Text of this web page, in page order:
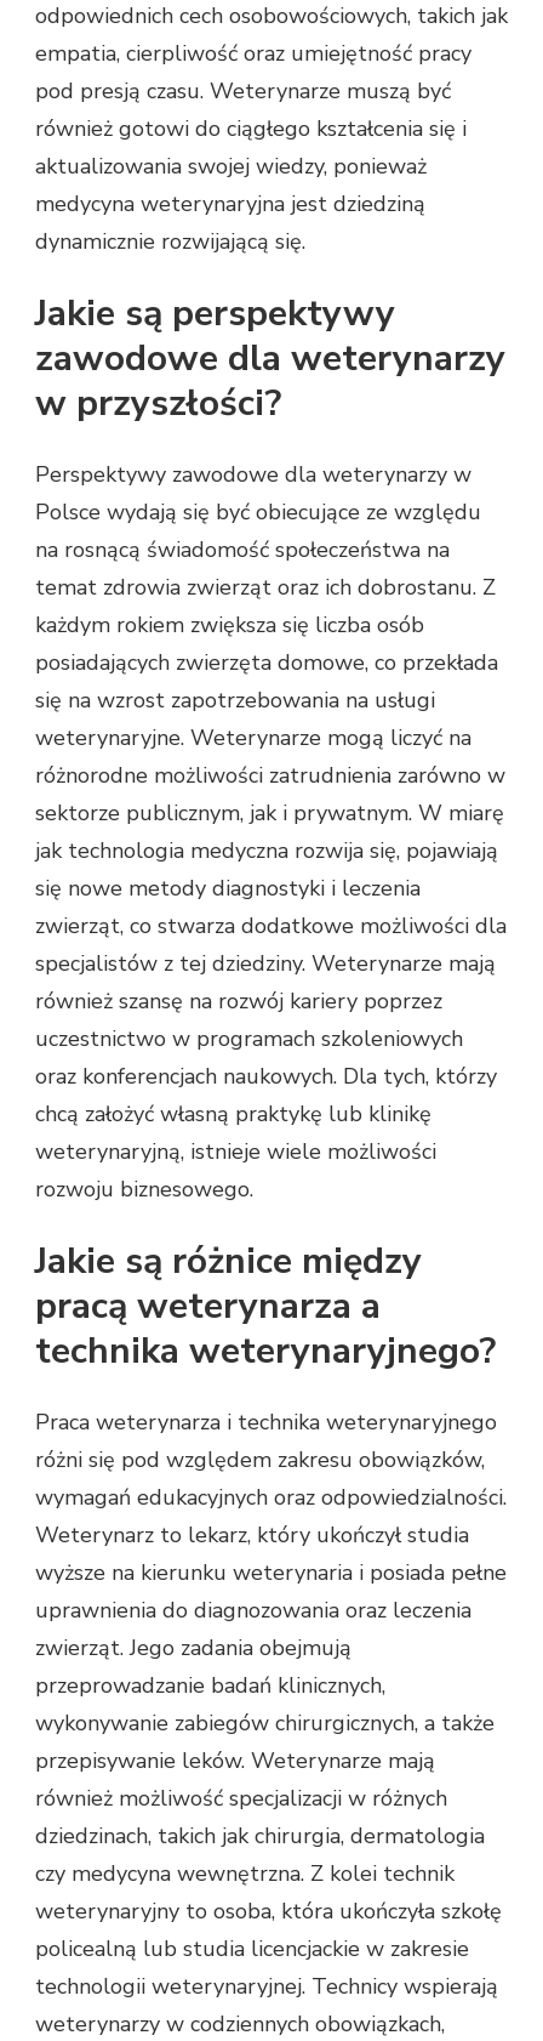
odpowiednich cech osobowościowych, takich jak
empatia, cierpliwość oraz umiejętność pracy
pod presją czasu. Weterynarze muszą być
również gotowi do ciągłego kształcenia się i
aktualizowania swojej wiedzy, ponieważ
medycyna weterynaryjna jest dziedziną
dynamicznie rozwijającą się.
Jakie są perspektywy
zawodowe dla weterynarzy
w przyszłości?
Perspektywy zawodowe dla weterynarzy w
Polsce wydają się być obiecujące ze względu
na rosnącą świadomość społeczeństwa na
temat zdrowia zwierząt oraz ich dobrostanu. Z
każdym rokiem zwiększa się liczba osób
posiadających zwierzęta domowe, co przekłada
się na wzrost zapotrzebowania na usługi
weterynaryjne. Weterynarze mogą liczyć na
różnorodne możliwości zatrudnienia zarówno w
sektorze publicznym, jak i prywatnym. W miarę
jak technologia medyczna rozwija się, pojawiają
się nowe metody diagnostyki i leczenia
zwierząt, co stwarza dodatkowe możliwości dla
specjalistów z tej dziedziny. Weterynarze mają
również szansę na rozwój kariery poprzez
uczestnictwo w programach szkoleniowych
oraz konferencjach naukowych. Dla tych, którzy
chcą założyć własną praktykę lub klinikę
weterynaryjną, istnieje wiele możliwości
rozwoju biznesowego.
Jakie są różnice między
pracą weterynarza a
technika weterynaryjnego?
Praca weterynarza i technika weterynaryjnego
różni się pod względem zakresu obowiązków,
wymagań edukacyjnych oraz odpowiedzialności.
Weterynarz to lekarz, który ukończył studia
wyższe na kierunku weterynaria i posiada pełne
uprawnienia do diagnozowania oraz leczenia
zwierząt. Jego zadania obejmują
przeprowadzanie badań klinicznych,
wykonywanie zabiegów chirurgicznych, a także
przepisywanie leków. Weterynarze mają
również możliwość specjalizacji w różnych
dziedzinach, takich jak chirurgia, dermatologia
czy medycyna wewnętrzna. Z kolei technik
weterynaryjny to osoba, która ukończyła szkołę
policealną lub studia licencjackie w zakresie
technologii weterynaryjnej. Technicy wspierają
weterynarzy w codziennych obowiązkach,